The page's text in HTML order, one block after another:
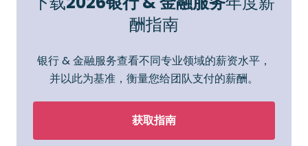
酬指南
银行 & 金融服务查看不同专业领域的薪资水平，
并以此为基准，衡量您给团队支付的薪酬。
获取指南